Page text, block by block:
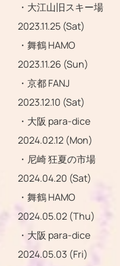
・大江山旧スキー場
2023.11.25 (Sat)
・舞鶴 HAMO
2023.11.26 (Sun)
・京都 FANJ
2023.12.10 (Sat)
・大阪 para-dice
2024.02.12 (Mon)
・尼崎 狂夏の市場
2024.04.20 (Sat)
・舞鶴 HAMO
2024.05.02 (Thu)
・大阪 para-dice
2024.05.03 (Fri)